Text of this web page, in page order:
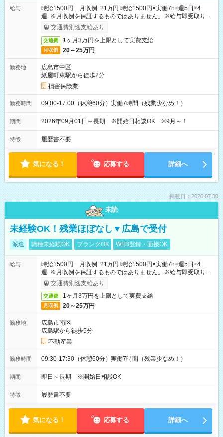
給与
時給1500円 月収例 21万円 時給1500円×実働7h×週5日×4
週 ※月収例を保証するものではありません。※給与即受取りサ
ービス利用可（利用条件有）
交通費別途支給あり
交通費 1ヶ月3万円を上限として実費支給
月収例 20～25万円
勤務地
広島市中区
紙屋町東駅から徒歩2分
損害保険業
勤務時間 09:00-17:00（休憩60分）実働7時間（残業少なめ！）
期間 2026年09月01日～長期 ※開始日相談OK ※9月～！
特徴 履歴書不要
気になる！ 応募する 詳細へ
掲載日：2026.07.30
未読
未経験OK！残業ほぼなし▼広島で受付
派遣 職種未経験OK ブランクOK WEB登録・面接OK
給与
時給1500円 月収例 21万円 時給1500円×実働7h×週5日×4
週 ※月収例を保証するものではありません。※給与即受取りサ
ービス利用可（利用条件有）
交通費別途支給あり
交通費 1ヶ月3万円を上限として実費支給
月収例 20～25万円
勤務地
広島市南区
広島駅から徒歩5分
不動産業
勤務時間 09:30-17:30（休憩60分）実働7時間（残業少なめ！）
期間 即日～長期 ※開始日相談OK
特徴 履歴書不要
気になる！ 応募する 詳細へ